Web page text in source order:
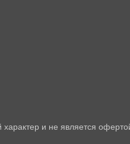
и не является